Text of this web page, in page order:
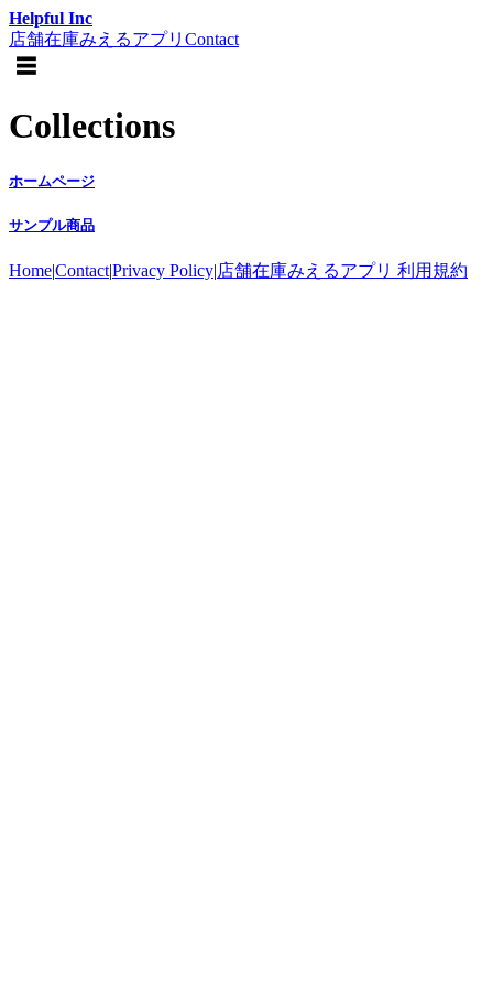
Helpful Inc
店舗在庫みえるアプリ Contact
☰
Collections
ホームページ
サンプル商品
Home|Contact|Privacy Policy|店舗在庫みえるアプリ 利用規約